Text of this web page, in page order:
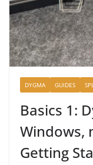
DYGMA GUIDES
Basics 1:
Windows,
Getting